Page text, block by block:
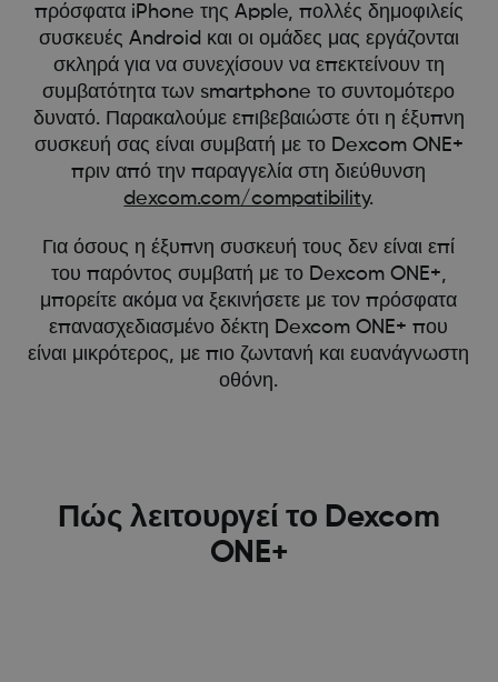
πρόσφατα iPhone της Apple, πολλές δημοφιλείς
συσκευές Android και οι ομάδες μας εργάζονται
σκληρά για να συνεχίσουν να επεκτείνουν τη
συμβατότητα των smartphone το συντομότερο
δυνατό. Παρακαλούμε επιβεβαιώστε ότι η έξυπνη
συσκευή σας είναι συμβατή με το Dexcom ONE+
πριν από την παραγγελία στη διεύθυνση
dexcom.com/compatibility.
Για όσους η έξυπνη συσκευή τους δεν είναι επί
του παρόντος συμβατή με το Dexcom ONE+,
μπορείτε ακόμα να ξεκινήσετε με τον πρόσφατα
επανασχεδιασμένο δέκτη Dexcom ONE+ που
είναι μικρότερος, με πιο ζωντανή και ευανάγνωστη
οθόνη.
Πώς λειτουργεί το Dexcom
ONE+